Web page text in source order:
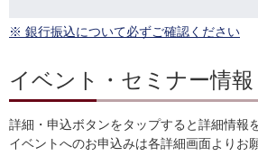
※ 銀行振込について必ずご確認ください
イベント・セミナー情報
詳細・申込ボタンをタップすると詳細情報
イベントへのお申込みは各詳細画面よりお